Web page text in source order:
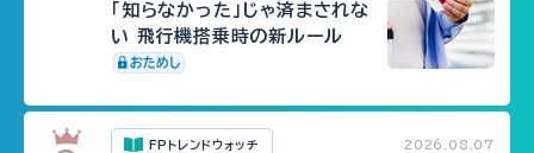
「知らなかった」じゃ済まされな
い 飛行機搭乗時の新ルール
FPトレンドウォッチ 2026.08.07